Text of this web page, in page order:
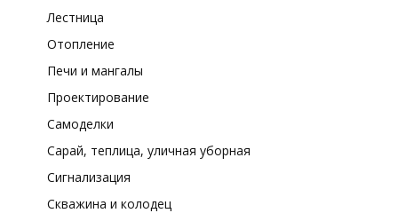
Лестница
Отопление
Печи и мангалы
Проектирование
Самоделки
Сарай, теплица, уличная уборная
Сигнализация
Скважина и колодец